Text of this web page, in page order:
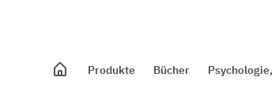
Produkte Bücher